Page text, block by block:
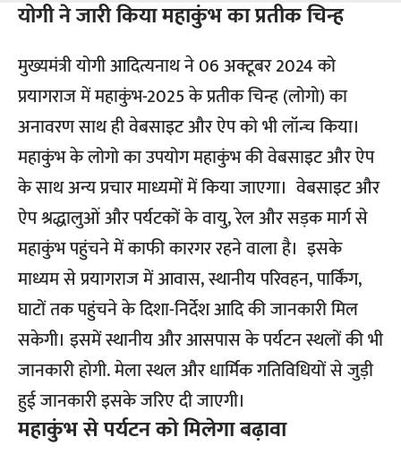
योगी ने जारी किया महाकुंभ का प्रतीक चिन्ह
मुख्यमंत्री योगी आदित्यनाथ ने 06 अक्टूबर 2024 को
प्रयागराज में महाकुंभ-2025 के प्रतीक चिन्ह (लोगो) का
अनावरण साथ ही वेबसाइट और ऐप को भी लॉन्च किया।
महाकुंभ के लोगो का उपयोग महाकुंभ की वेबसाइट और ऐप
के साथ अन्य प्रचार माध्यमों में किया जाएगा। वेबसाइट और
ऐप श्रद्धालुओं और पर्यटकों के वायु, रेल और सड़क मार्ग से
महाकुंभ पहुंचने में काफी कारगर रहने वाला है। इसके
माध्यम से प्रयागराज में आवास, स्थानीय परिवहन, पार्किंग,
घाटों तक पहुंचने के दिशा-निर्देश आदि की जानकारी मिल
सकेगी। इसमें स्थानीय और आसपास के पर्यटन स्थलों की भी
जानकारी होगी. मेला स्थल और धार्मिक गतिविधियों से जुड़ी
हुई जानकारी इसके जरिए दी जाएगी।
महाकुंभ से पर्यटन को मिलेगा बढ़ावा